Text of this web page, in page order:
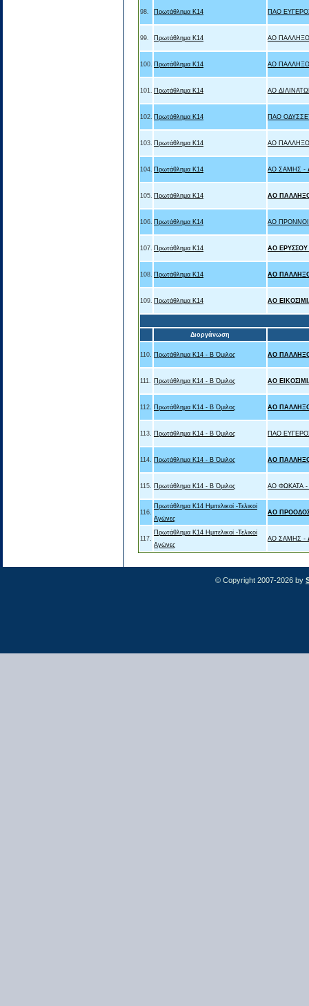
98. Πρωτάθλημα Κ14 ΠΑΟ
99. Πρωτάθλημα Κ14 ΑΟ
100. Πρωτάθλημα Κ14 ΑΟ
101. Πρωτάθλημα Κ14 ΑΟ
102. Πρωτάθλημα Κ14 ΠΑΟ
103. Πρωτάθλημα Κ14 ΑΟ
104. Πρωτάθλημα Κ14 ΑΟ ΣΑΜΗΣ -
105. Πρωτάθλημα Κ14 ΑΟ
106. Πρωτάθλημα Κ14 ΑΟ
107. Πρωτάθλημα Κ14 ΑΟ ΕΡΥΣΣΟΥ
108. Πρωτάθλημα Κ14 ΑΟ
109. Πρωτάθλημα Κ14 ΑΟ
Διοργάνωση
110. Πρωτάθλημα Κ14 - Β Όμιλος ΑΟ
111. Πρωτάθλημα Κ14 - Β Όμιλος ΑΟ
112. Πρωτάθλημα Κ14 - Β Όμιλος ΑΟ
113. Πρωτάθλημα Κ14 - Β Όμιλος ΠΑΟ
114. Πρωτάθλημα Κ14 - Β Όμιλος ΑΟ
115. Πρωτάθλημα Κ14 - Β Όμιλος ΑΟ ΦΩΚΑΤΑ -
116.
Πρωτάθλημα Κ14 Ημιτελικοί -Τελικοί
Αγώνες
ΑΟ
117.
Πρωτάθλημα Κ14 Ημιτελικοί -Τελικοί
Αγώνες
ΑΟ ΣΑΜΗΣ -
© Copyright 2007-2026 by